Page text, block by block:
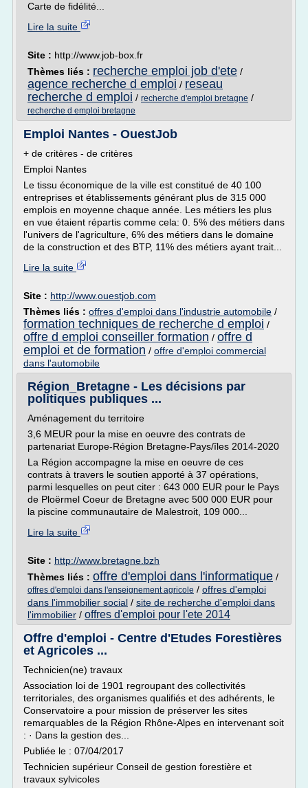
Carte de fidélité...
Lire la suite
Site : http://www.job-box.fr
Thèmes liés : recherche emploi job d'ete /
agence recherche d emploi / reseau
recherche d emploi / recherche d'emploi bretagne /
recherche d emploi bretagne
Emploi Nantes - OuestJob
+ de critères - de critères
Emploi Nantes
Le tissu économique de la ville est constitué de 40 100
entreprises et établissements générant plus de 315 000
emplois en moyenne chaque année. Les métiers les plus
en vue étaient répartis comme cela: 0. 5% des métiers dans
l'univers de l'agriculture, 6% des métiers dans le domaine
de la construction et des BTP, 11% des métiers ayant trait...
Lire la suite
Site : http://www.ouestjob.com
Thèmes liés : offres d'emploi dans l'industrie automobile /
formation techniques de recherche d emploi /
offre d emploi conseiller formation / offre d
emploi et de formation / offre d'emploi commercial
dans l'automobile
Région_Bretagne - Les décisions par
politiques publiques ...
Aménagement du territoire
3,6 MEUR pour la mise en oeuvre des contrats de
partenariat Europe-Région Bretagne-Pays/îles 2014-2020
La Région accompagne la mise en oeuvre de ces
contrats à travers le soutien apporté à 37 opérations,
parmi lesquelles on peut citer : 643 000 EUR pour le Pays
de Ploërmel Coeur de Bretagne avec 500 000 EUR pour
la piscine communautaire de Malestroit, 109 000...
Lire la suite
Site : http://www.bretagne.bzh
Thèmes liés : offre d'emploi dans l'informatique /
offres d'emploi dans l'enseignement agricole / offres d'emploi
dans l'immobilier social / site de recherche d'emploi dans
l'immobilier / offres d'emploi pour l'ete 2014
Offre d'emploi - Centre d'Etudes Forestières
et Agricoles ...
Technicien(ne) travaux
Association loi de 1901 regroupant des collectivités
territoriales, des organismes qualifiés et des adhérents, le
Conservatoire a pour mission de préserver les sites
remarquables de la Région Rhône-Alpes en intervenant soit
: · Dans la gestion des...
Publiée le : 07/04/2017
Technicien supérieur Conseil de gestion forestière et
travaux sylvicoles